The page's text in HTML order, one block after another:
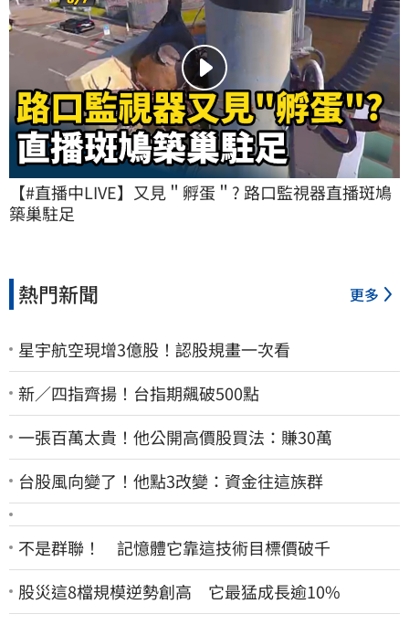
【#直播中LIVE】又見＂孵蛋＂? 路口監視器直播斑鳩
築巢駐足
熱門新聞 更多
星宇航空現增3億股！認股規畫一次看
新／四指齊揚！台指期飆破500點
一張百萬太貴！他公開高價股買法：賺30萬
台股風向變了！他點3改變：資金往這族群
不是群聯！ 記憶體它靠這技術目標價破千
股災這8檔規模逆勢創高 它最猛成長逾10%